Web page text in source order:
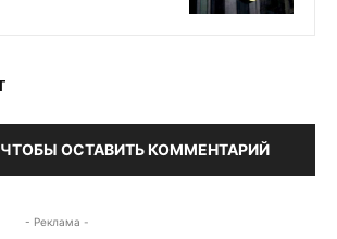
ОСТАВИТЬ КОММЕНТАРИЙ
- Реклама -